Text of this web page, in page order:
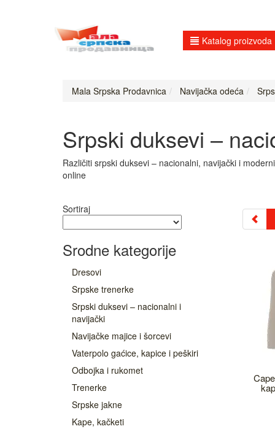
Katalog proizvoda
Mala Srpska Prodavnica Navijačka odeća
Srpski duksevi –
Različiti srpski duksevi – nacionalni, navijački i
online
Sortiraj
Srodne kategorije
Dresovi
Srpske trenerke
Srpski duksevi – nacionalni i
navijački
Navijačke majice i šorcevi
Vaterpolo gaćice, kapice i peškiri
Odbojka i rukomet
Trenerke
Srpske jakne
Kape, kačketi